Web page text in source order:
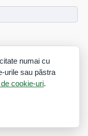
numai cu
urile sau păstra
cookie-uri.